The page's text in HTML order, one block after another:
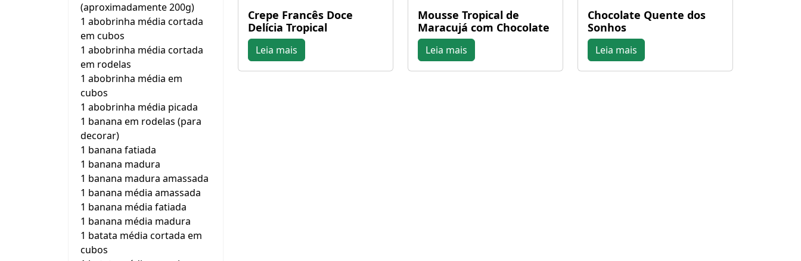
(aproximadamente 200g)
1 abobrinha média cortada
em cubos
1 abobrinha média cortada
em rodelas
1 abobrinha média em
cubos
1 abobrinha média picada
1 banana em rodelas (para
decorar)
1 banana fatiada
1 banana madura
1 banana madura amassada
1 banana média amassada
1 banana média fatiada
1 banana média madura
1 batata média cortada em
cubos
Crepe Francês Doce
Delícia Tropical
Leia mais
Mousse Tropical de
Maracujá com Chocolate
Leia mais
Chocolate Quente dos
Sonhos
Leia mais